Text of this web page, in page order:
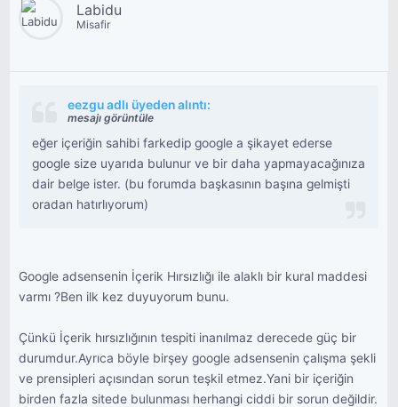
Labidu
Misafir
eezgu adlı üyeden alıntı:
mesajı görüntüle
eğer içeriğin sahibi farkedip google a şikayet ederse
google size uyarıda bulunur ve bir daha yapmayacağınıza
dair belge ister. (bu forumda başkasının başına gelmişti
oradan hatırlıyorum)
Google adsensenin İçerik Hırsızlığı ile alaklı bir kural maddesi
varmı ?Ben ilk kez duyuyorum bunu.
Çünkü İçerik hırsızlığının tespiti inanılmaz derecede güç bir
durumdur.Ayrıca böyle birşey google adsensenin çalışma şekli
ve prensipleri açısından sorun teşkil etmez.Yani bir içeriğin
birden fazla sitede bulunması herhangi ciddi bir sorun değildir.